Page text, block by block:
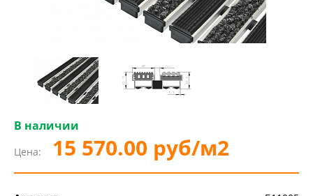
В наличии
Цена: 15 570.00 руб/м2